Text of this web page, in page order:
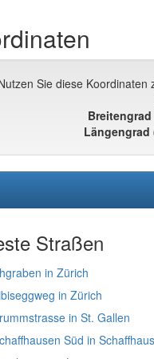
Sie diese Koordinaten
Längengrad
Straßen
in Zürich
in Zürich
in St. Gallen
Süd in